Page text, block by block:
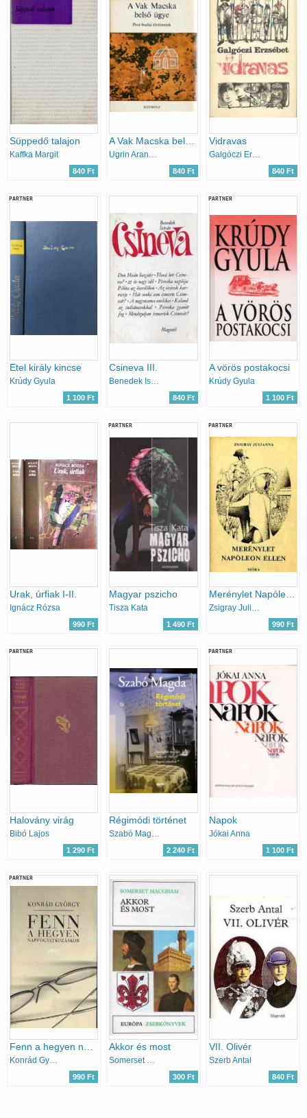
Süppedő talajon
Kaffka Margit
840 Ft
A Vak Macska belső ügye (Pest-budai történetek)
Ugrin Aranka-Vargha Kálmán
840 Ft
Vidravas
Galgóczi Erzsébet
840 Ft
PARTNER
Etel király kincse
Krúdy Gyula
1 100 Ft
Csineva III.
Benedek István
840 Ft
PARTNER
A vörös postakocsi
Krúdy Gyula
1 100 Ft
Urak, úrfiak I-II.
Ignácz Rózsa
990 Ft
PARTNER
Magyar pszicho
Tisza Kata
1 490 Ft
PARTNER
Merénylet Napóleon ellen
990 Ft
PARTNER
Halovány virág
Bibó Lajos
1 290 Ft
Régimódi történet
Szabó Magda
2 240 Ft
PARTNER
Napok
Jókai Anna
1 100 Ft
PARTNER
990 Ft
Akkor és most
300 Ft
VII. Olivér
Szerb Antal
840 Ft